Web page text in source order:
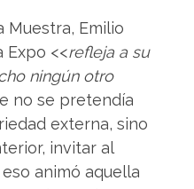
Muestra, Emilio
Expo <<refleja a su
ningún otro
no se pretendía
externa, sino
invitar al
animó aquella